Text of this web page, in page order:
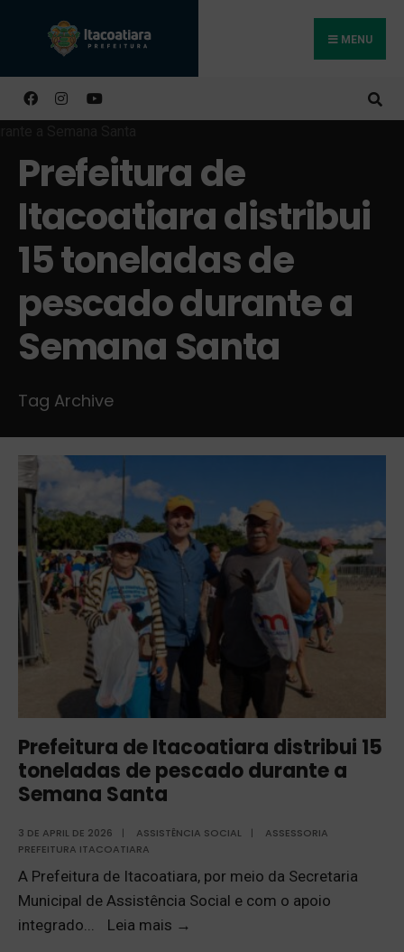
MENU
Prefeitura de
Itacoatiara distribui
15 toneladas de
pescado durante a
Semana Santa
Tag Archive
Prefeitura de Itacoatiara distribui 15
toneladas de pescado durante a
Semana Santa
3 DE APRIL DE 2026 | ASSISTÊNCIA SOCIAL |
ASSESSORIA
PREFEITURA ITACOATIARA
A Prefeitura de Itacoatiara, por meio da Secretaria
Municipal de Assistência Social e com o apoio
integrado... Leia mais →
Buscar